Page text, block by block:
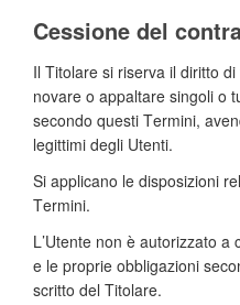
Cessione del
Il Titolare si riserva il diritto
novare o appaltare singoli o
secondo questi Termini,
legittimi degli Utenti.
Si applicano le disposizioni
Termini.
L’Utente non è autorizzato
e le proprie obbligazioni
scritto del Titolare.